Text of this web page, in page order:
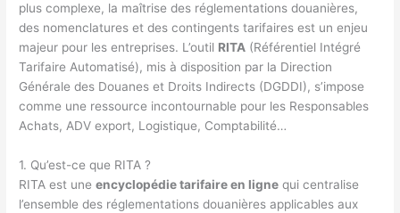
plus complexe, la maîtrise des réglementations douanières,
des nomenclatures et des contingents tarifaires est un enjeu
majeur pour les entreprises. L’outil RITA (Référentiel Intégré
Tarifaire Automatisé), mis à disposition par la Direction
Générale des Douanes et Droits Indirects (DGDDI), s’impose
comme une ressource incontournable pour les Responsables
Achats, ADV export, Logistique, Comptabilité…
1. Qu’est-ce que RITA ?
RITA est uneencyclopédie tarifaire en ligne qui centralise
l’ensemble des réglementations douanières applicables aux